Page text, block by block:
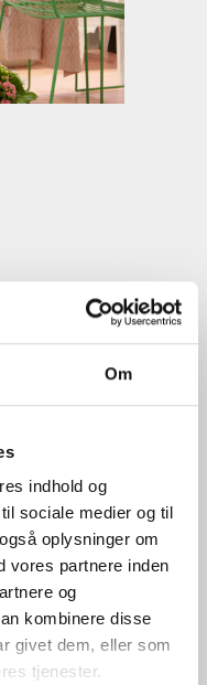
Om
indhold og
sociale medier og til
oplysninger om
vores partnere inden
og
kombinere disse
givet dem, eller som
tjenester.
tørre let ud
i
sol.
generelle